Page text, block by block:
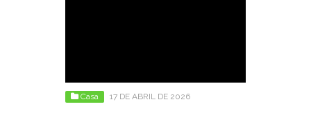
Casa 17 DE ABRIL DE 2026